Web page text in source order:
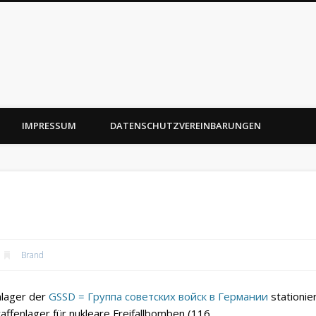
IMPRESSUM DATENSCHUTZVEREINBARUNGEN
Brand
der GSSD = Группа советских войск в Германии